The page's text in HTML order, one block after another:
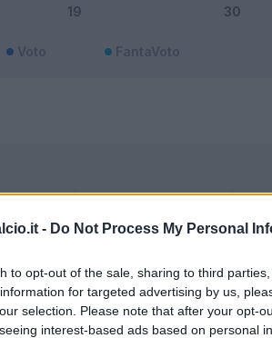
- Do Not Process My Personal
to opt-out of the sale, sharing to third
for targeted advertising by us,
selection. Please note that after your opt-
interest-based ads based on personal